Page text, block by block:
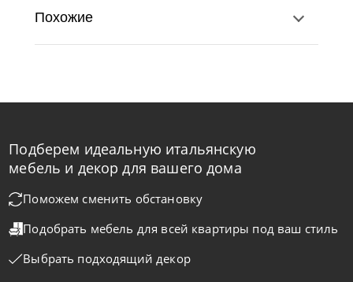
по запросу
Cattelan Italia
На заказ 45-90 дн
Похожие
Подберем идеальную итальянскую
мебель и декор для вашего дома
Поможем сменить обстановку
Подобрать мебель для всей квартиры под ваш стиль
Выбрать подходящий декор